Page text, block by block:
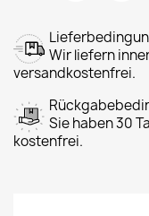
Wir liefern
versandkostenfrei.
Sie haben 30
kostenfrei.